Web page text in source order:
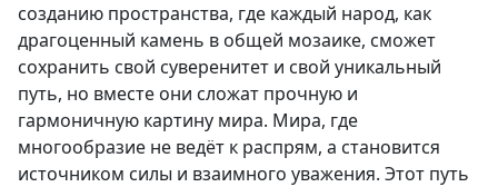
созданию пространства, где каждый народ, как
драгоценный камень в общей мозаике, сможет
сохранить свой суверенитет и свой уникальный
путь, но вместе они сложат прочную и
гармоничную картину мира. Мира, где
многообразие не ведёт к распрям, а становится
источником силы и взаимного уважения. Этот путь